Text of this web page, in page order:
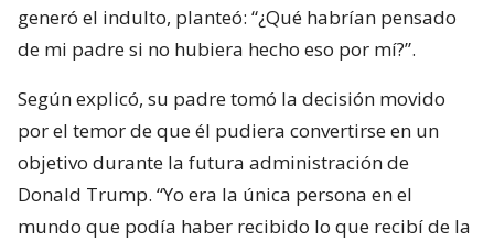
generó el indulto, planteó: “¿Qué habrían pensado
de mi padre si no hubiera hecho eso por mí?”.
Según explicó, su padre tomó la decisión movido
por el temor de que él pudiera convertirse en un
objetivo durante la futura administración de
Donald Trump. “Yo era la única persona en el
mundo que podía haber recibido lo que recibí de la